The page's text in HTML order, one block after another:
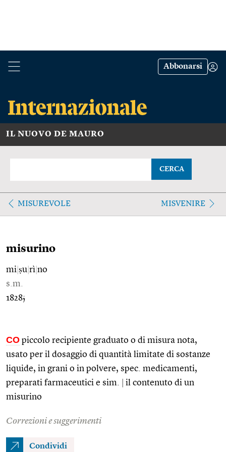
Abbonarsi
IL NUOVO DE MAURO
CERCA
MISUREVOLE MISVENIRE
misurino
mi ṣu rì no
s.m.
1828;
CO piccolo recipiente graduato o di misura nota,
usato per il dosaggio di quantità limitate di sostanze
liquide, in grani o in polvere, spec. medicamenti,
preparati farmaceutici e sim.
il contenuto di un
misurino
Correzioni e suggerimenti
Condividi